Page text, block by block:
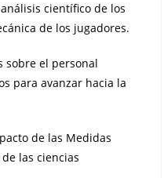
científico de los
de los jugadores.
sobre el personal
para avanzar hacia la
de las Medidas
las ciencias